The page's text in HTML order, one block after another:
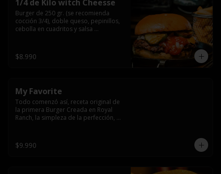
1/4 de Kilo witch Cheesse
Burger de 250 gr. (se recomienda
cocción 3/4), doble queso, pepinillos,
cebolla en cuadritos y salsa
$8.990
My Favorite
Todo comenzó así, receta original de
la primera Burger Creada en Royal
Ranch, la simpleza de la perfección,
queso cheddar
$9.990